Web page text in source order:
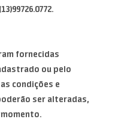
fornecidas
ou pelo
condições e
ser alteradas,